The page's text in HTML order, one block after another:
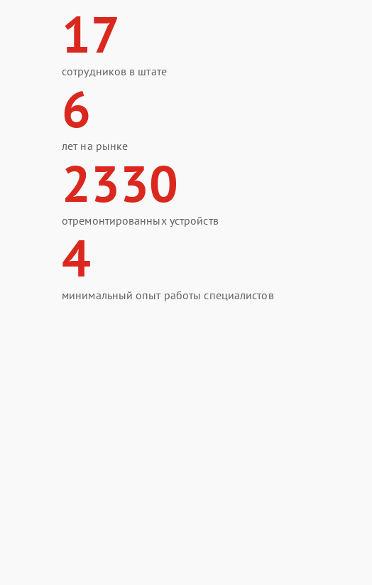
17
сотрудников в штате
6
лет на рынке
2330
отремонтированных устройств
4
минимальный опыт работы специалистов